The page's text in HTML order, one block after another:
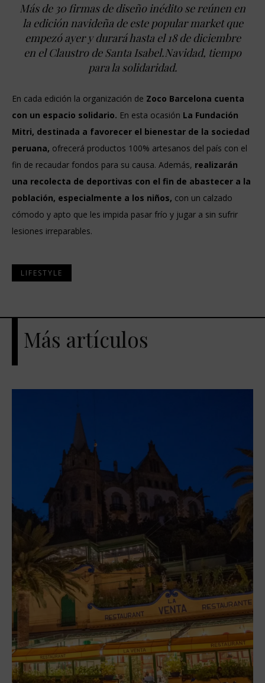
Más de 30 firmas de diseño inédito se reúnen en
la edición navideña de este popular market que
empezó ayer y durará hasta el 18 de diciembre
en el Claustro de Santa Isabel.Navidad, tiempo
para la solidaridad.
En cada edición la organización de Zoco Barcelona cuenta
con un espacio solidario. En esta ocasión La Fundación
Mitri, destinada a favorecer el bienestar de la sociedad
peruana, ofrecerá productos 100% artesanos del país con el
fin de recaudar fondos para su causa. Además, realizarán
una recolecta de deportivas con el fin de abastecer a la
población, especialmente a los niños, con un calzado
cómodo y apto que les impida pasar frío y jugar a sin sufrir
lesiones irreparables.
LIFESTYLE
Más artículos